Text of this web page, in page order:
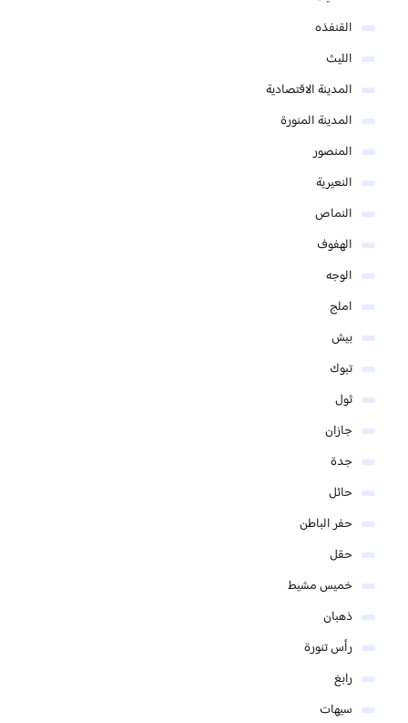
القنفذه
الليث
المدينة الاقتصادية
المدينة المنورة
المنصور
النعيرية
النماص
الهفوف
الوجه
املج
بيش
تبوك
ثول
جازان
جدة
حائل
حفر الباطن
حقل
خميس مشيط
ذهبان
رأس تنورة
رابغ
سيهات